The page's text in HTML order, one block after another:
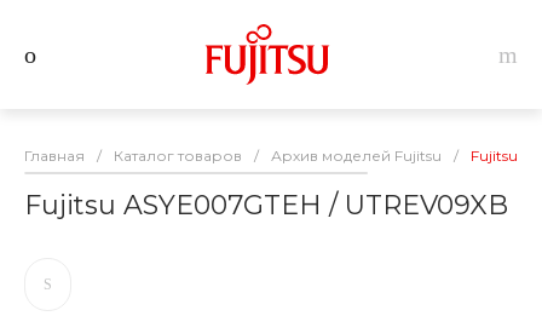
Главная / Каталог товаров / Архив моделей Fujitsu / Fujitsu
Fujitsu ASYE007GTEH / UTREV09XB